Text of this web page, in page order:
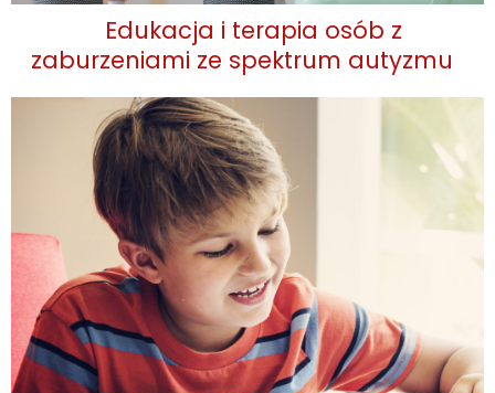
Edukacja i terapia osób z
zaburzeniami ze spektrum autyzmu